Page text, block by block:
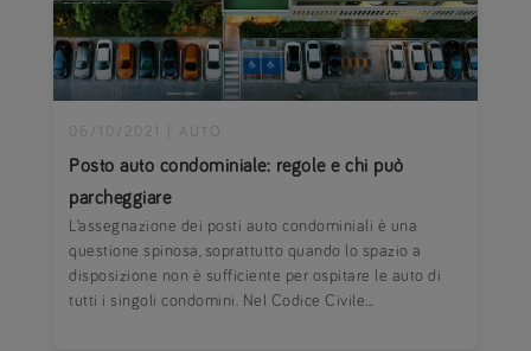
Posto auto condominiale: regole e chi può
parcheggiare
06/10/2021 AUTO
L’assegnazione dei posti auto condominiali è una
questione spinosa, soprattutto quando lo spazio a
disposizione non è sufficiente per ospitare le auto di
tutti i singoli condomini. Nel Codice Civile...